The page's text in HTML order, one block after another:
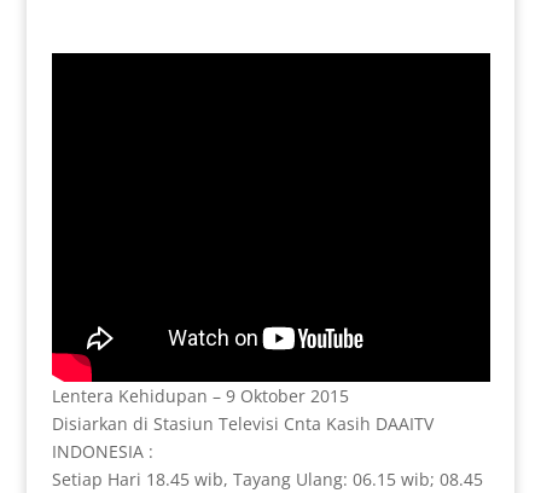
Lentera Kehidupan – 9 Oktober 2015
Disiarkan di Stasiun Televisi Cnta Kasih DAAITV
INDONESIA :
Setiap Hari 18.45 wib, Tayang Ulang: 06.15 wib; 08.45